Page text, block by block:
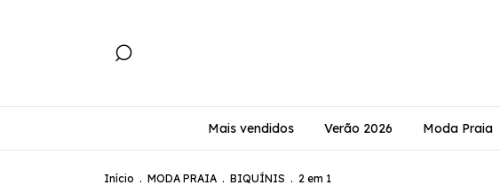
Mais vendidos Verão 2026 Moda Praia
Início . MODA PRAIA . BIQUÍNIS . 2 em 1